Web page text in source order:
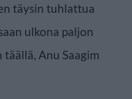
täysin tuhlattua
ulkona paljon
Anu Saagim